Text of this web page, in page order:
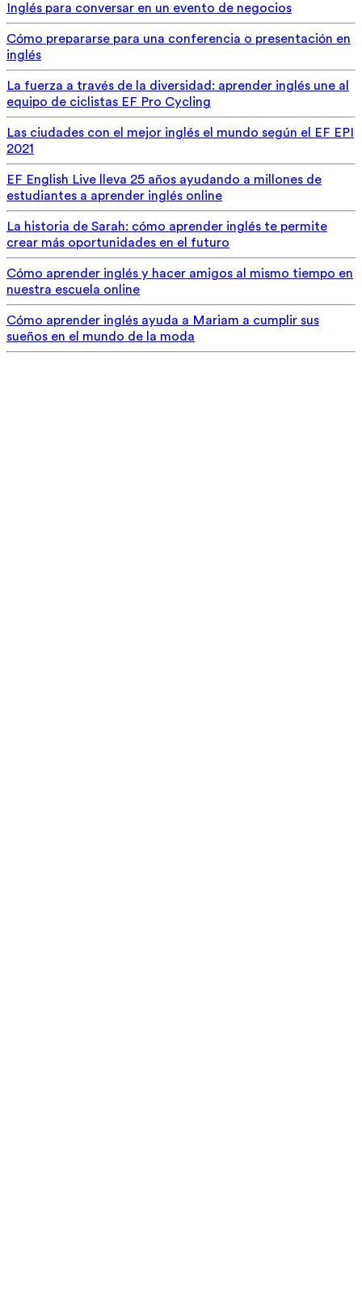
Inglés para conversar en un evento de negocios
Cómo prepararse para una conferencia o presentación en
inglés
La fuerza a través de la diversidad: aprender inglés une al
equipo de ciclistas EF Pro Cycling
Las ciudades con el mejor inglés el mundo según el EF EPI
2021
EF English Live lleva 25 años ayudando a millones de
estudiantes a aprender inglés online
La historia de Sarah: cómo aprender inglés te permite
crear más oportunidades en el futuro
Cómo aprender inglés y hacer amigos al mismo tiempo en
nuestra escuela online
Cómo aprender inglés ayuda a Mariam a cumplir sus
sueños en el mundo de la moda